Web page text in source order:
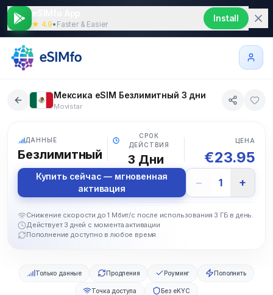
★ 4.9• Faster & Easier
Install
Мексика eSIM Безлимитный 3 дни
Movistar
ДАННЫЕ
Безлимитный
СРОК
ДЕЙСТВИЯ
3 Дни
ЦЕНА
€23.95
Купить сейчас — мгновенная
активация
− 1 +
Снижение скорости до 1 Мбит/с после использования 3 ГБ в день.
Действует 3 дней с момента активации
Пополнение доступно в любое время
Только данные Продления Роуминг Пополнить
Точка доступа Без eKYC